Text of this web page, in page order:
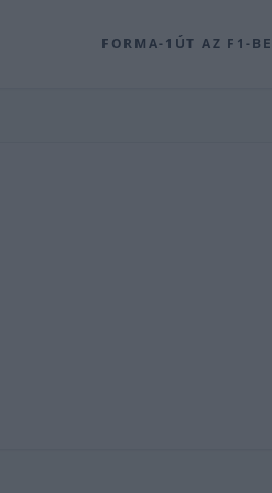
FORMA-1 ÚT AZ F1-BE